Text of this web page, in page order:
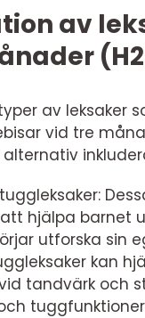
av
av leksaker
vid tre
hjälpa barnet
utforska sin
kan
tandvärk och